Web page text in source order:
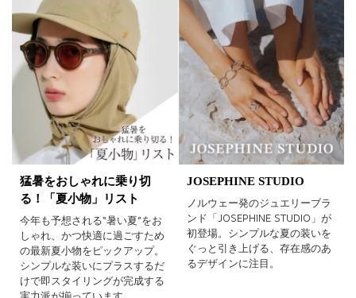
猛暑をおしゃれに乗り切
る！「夏小物」リスト
今年も予想される“暑い夏”をお
しゃれ、かつ快適に過ごすため
の最新夏小物をピックアップ。
シンプルな装いにプラスするだ
けで即スタイリングが完成する
JOSEPHINE STUDIO
ノルウェー発のジュエリーブラ
ンド「JOSEPHINE STUDIO」が
初登場。シンプルな夏の装いを
ぐっと引き上げる、存在感のあ
るデザインに注目。